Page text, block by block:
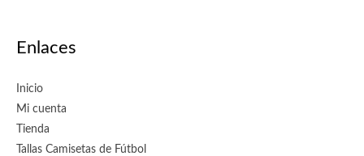
Enlaces
Inicio
Mi cuenta
Tienda
Tallas Camisetas de Fútbol